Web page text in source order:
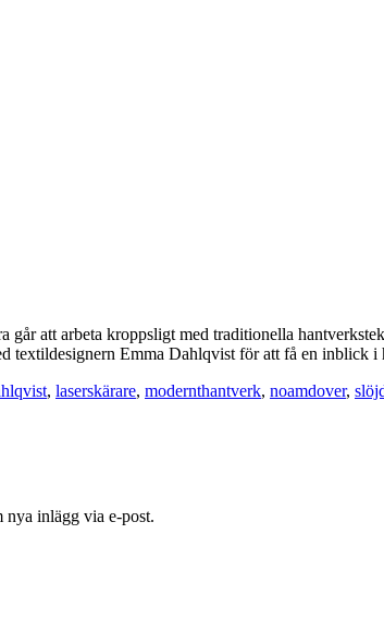
att arbeta kroppsligt med traditionella
textildesignern Emma Dahlqvist för att få en
, laserskärare, modernthantverk, noamdover,
nya inlägg via e-post.